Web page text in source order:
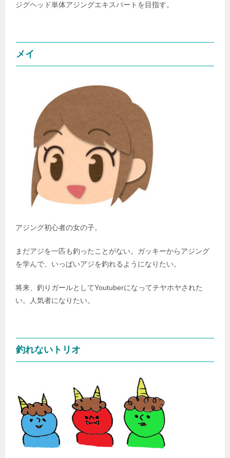
ジグヘッド単体アジングエキスパートを目指す。
メイ
アジング初心者の女の子。
まだアジを一匹も釣ったことがない。ガッキーからアジング
を学んで、いっぱいアジを釣れるようになりたい。
将来、釣りガールとしてYoutuberになってチヤホヤされた
い。人気者になりたい。
釣れないトリオ